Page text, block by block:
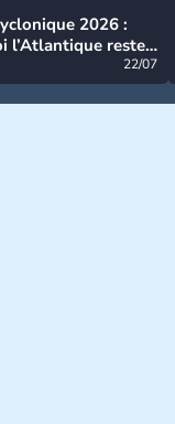
2026 :
l’Atlantique reste
22/07